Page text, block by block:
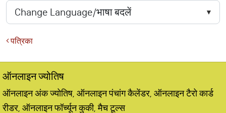
पत्रिका
ऑनलाइन ज्योतिष
ऑनलाइन अंक ज्योतिष, ऑनलाइन पंचांग कैलेंडर, ऑनलाइन टैरो कार्ड
रीडर, ऑनलाइन फॉर्च्यून कुकी, मैच टूल्स